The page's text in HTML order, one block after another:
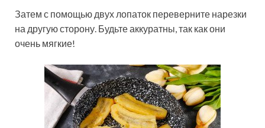
Затем с помощью двух лопаток переверните нарезки
на другую сторону. Будьте аккуратны, так как они
очень мягкие!